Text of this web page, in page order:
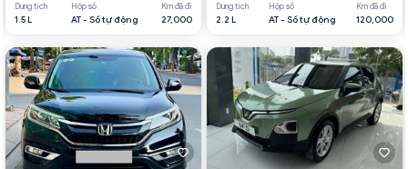
Dung tích
1.5 L
Hộp số
AT - Số tự động
Km đã đi
27,000
Dung tích
2.2 L
Hộp số
AT - Số tự động
Km đã đi
120,000